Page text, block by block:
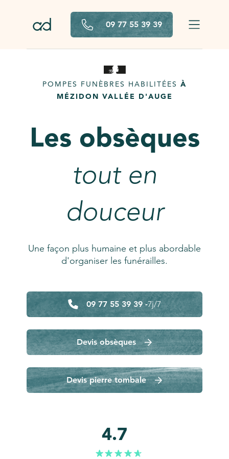
09 77 55 39 39
POMPES FUNÈBRES HABILITÉES À
MÉZIDON VALLÉE D'AUGE
Les obsèques
tout en
douceur
Une façon plus humaine et plus abordable
d'organiser les funérailles.
09 77 55 39 39 -7j/7
Devis obsèques
Devis pierre tombale
4.7